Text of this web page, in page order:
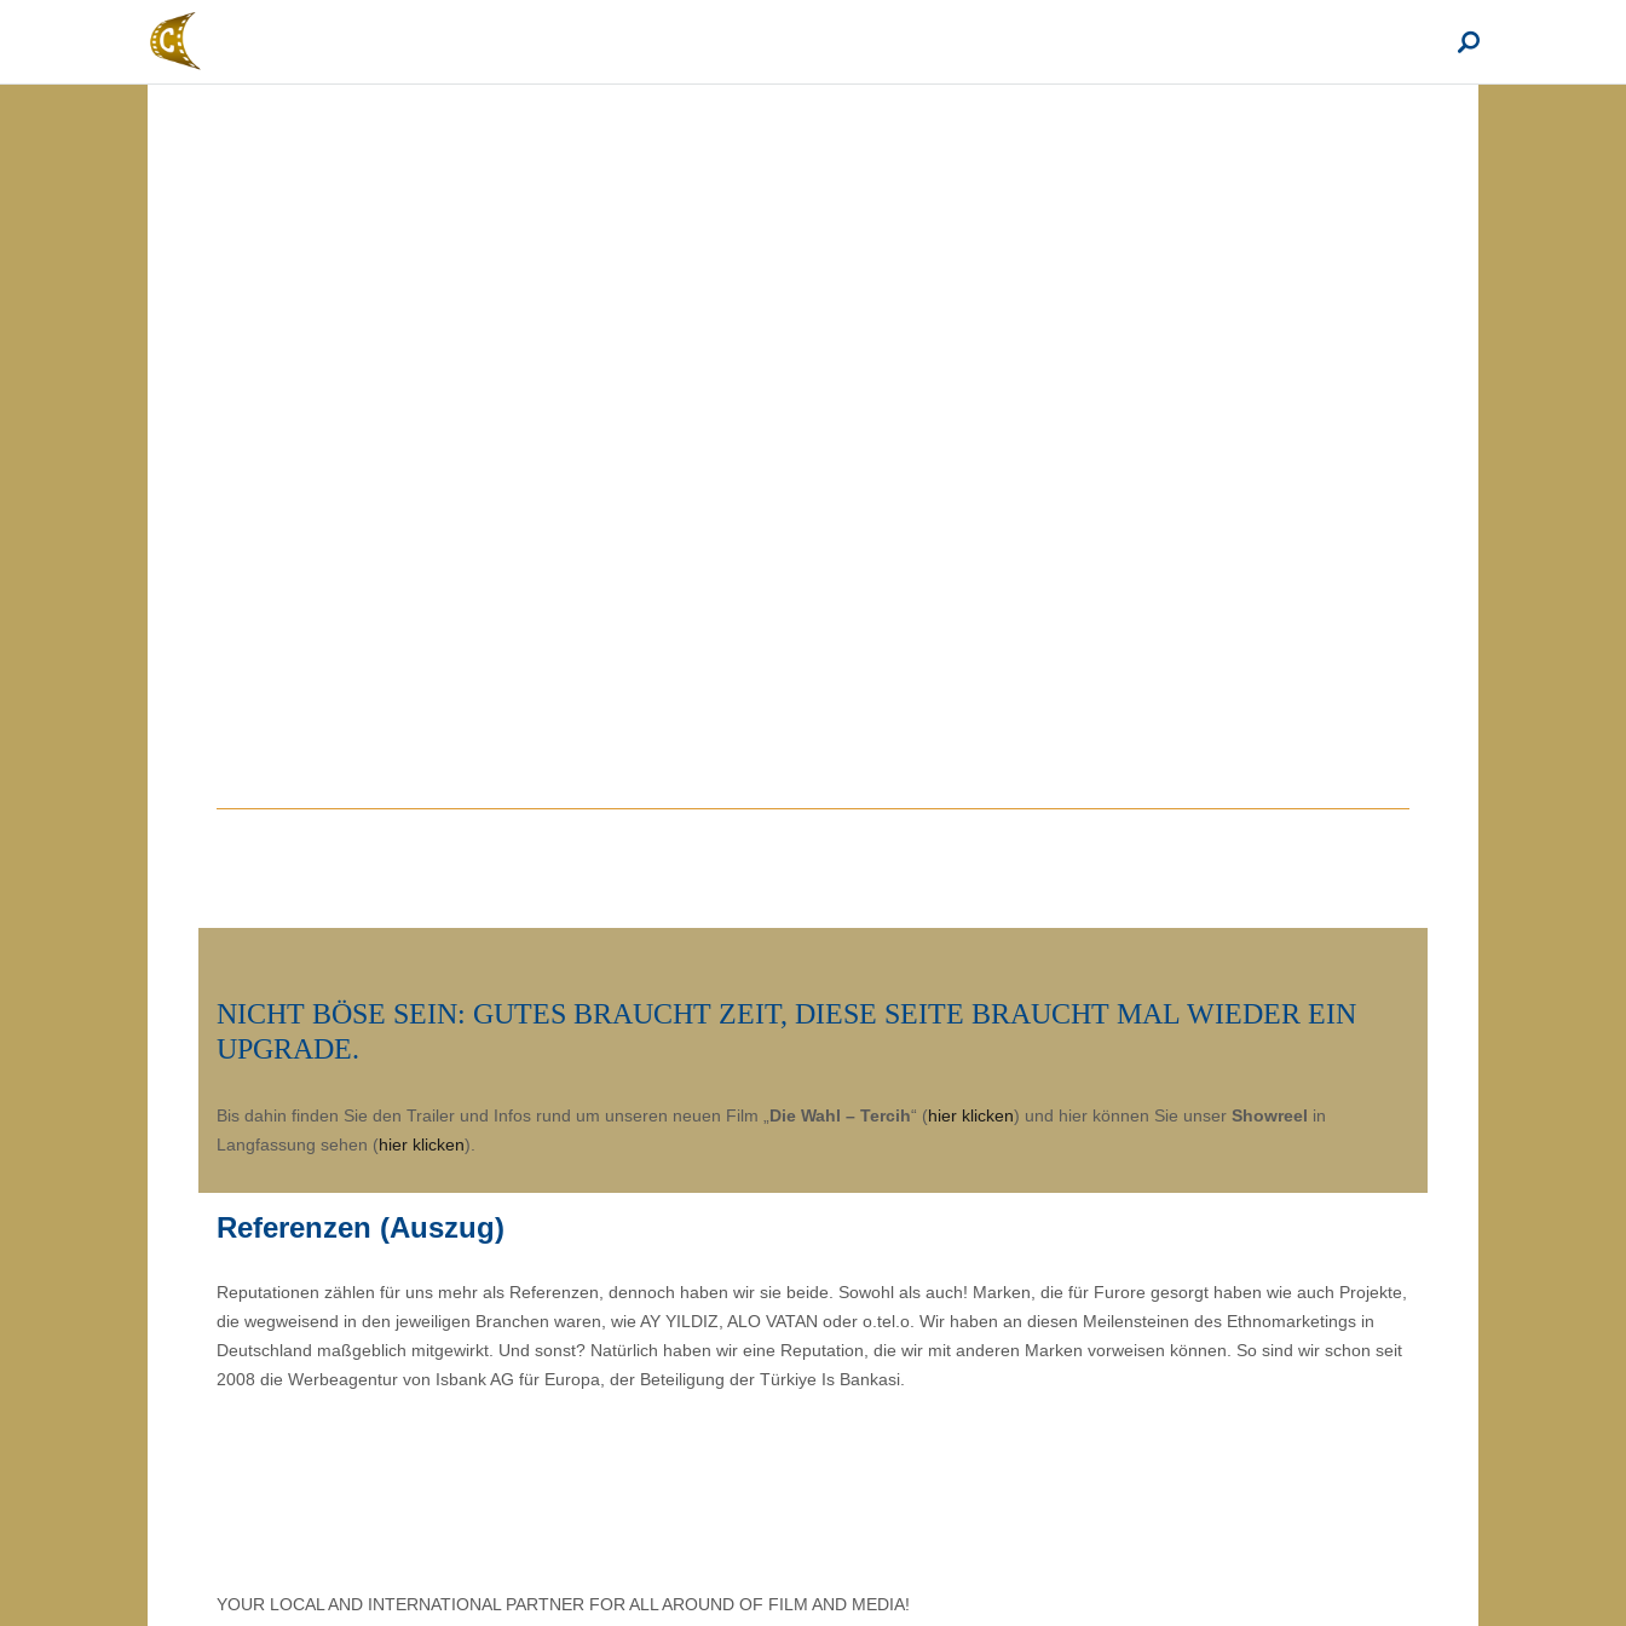
NICHT BÖSE SEIN: GUTES BRAUCHT ZEIT, DIESE SEITE BRAUCHT MAL WIEDER EIN
UPGRADE.
Bis dahin finden Sie den Trailer und Infos rund um unseren neuen Film „ Die Wahl – Tercih“ (hier klicken) und hier können Sie unser Showreel in
Langfassung sehen (hier klicken).
Referenzen (Auszug)
Reputationen zählen für uns mehr als Referenzen, dennoch haben wir sie beide. Sowohl als auch! Marken, die für Furore gesorgt haben wie auch Projekte,
die wegweisend in den jeweiligen Branchen waren, wie AY YILDIZ, ALO VATAN oder o.tel.o. Wir haben an diesen Meilensteinen des Ethnomarketings in
Deutschland maßgeblich mitgewirkt. Und sonst? Natürlich haben wir eine Reputation, die wir mit anderen Marken vorweisen können. So sind wir schon seit
2008 die Werbeagentur von Isbank AG für Europa, der Beteiligung der Türkiye Is Bankasi.
YOUR LOCAL AND INTERNATIONAL PARTNER FOR ALL AROUND OF FILM AND MEDIA!